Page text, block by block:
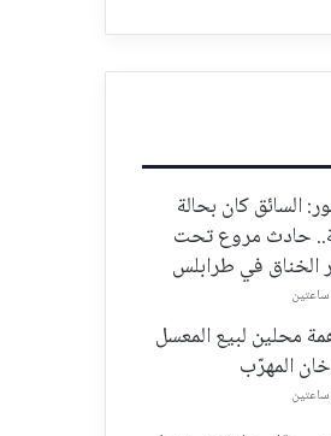
السائق كان بحالة
حادث مروع تحت
في طرابلس
محلين لبيع المعسل
المهرّب